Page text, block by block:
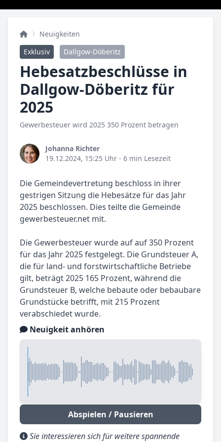
Neuigkeiten
Exklusiv
Dallgow-Döberitz
Hebesatzbeschlüsse in
Dallgow-Döberitz für
2025
Gewerbesteuer wird 2025 350 Prozent betragen
Johanna Richter
19.12.2024, 15:25 Uhr - 6 min Lesezeit
Die Gemeindevertretung beschloss in ihrer
gestrigen Sitzung die Hebesätze für das Jahr
2025 beschlossen. Dies teilte die Gemeinde
gewerbesteuer.net mit.
Die Gewerbesteuer wurde auf auf 350 Prozent
für das Jahr 2025 festgelegt. Die Grundsteuer A,
die für land- und forstwirtschaftliche Betriebe
gilt, beträgt 2025 165 Prozent, während die
Grundsteuer B, welche bebaute oder bebaubare
Grundstücke betrifft, mit 215 Prozent
verabschiedet wurde.
Neuigkeit anhören
Abspielen / Pausieren
Sie interessieren sich für weitere spannende